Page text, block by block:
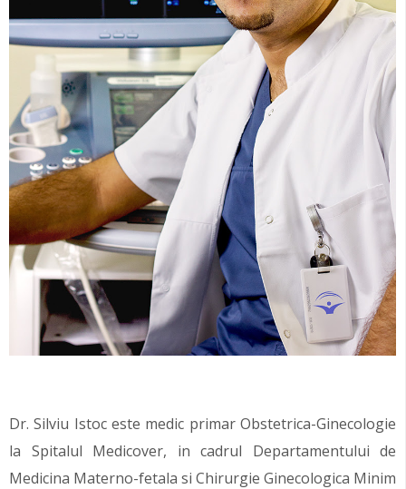
Dr. Silviu Istoc este medic primar Obstetrica-Ginecologie
la Spitalul Medicover, in cadrul Departamentului de
Medicina Materno-fetala si Chirurgie Ginecologica Minim